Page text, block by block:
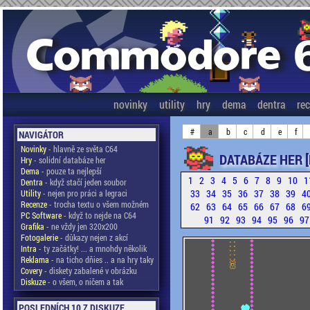
novinky utility hry dema dentra
NAVIGÁTOR
Novinky- hlavně ze světa C64
Hry- solidní databáze her
Dema - pouze ta nejlepší
Dentra - když stačí jeden soubor
Utility- nejen pro práci a legraci
Recenze- trocha textu o všem možném
PC Software- když to nejde na C64
Grafika - ne vždy jen 320x200
Fotogalerie- důkazy nejen z akcí
Intra - ty začátky! ... a mnohdy několik
Reklama - na ticho dňies .. a na hry taky
Covery- diskety zabalené v obrázku
Diskuze- o všem, o ničem a tak
# a b c d e f
DATABÁZE
1 2 3 4 5 6 7 8 9 10
33 34 35 36 37 38 39
62 63 64 65 66 67 68
91 92 93 94 95 96